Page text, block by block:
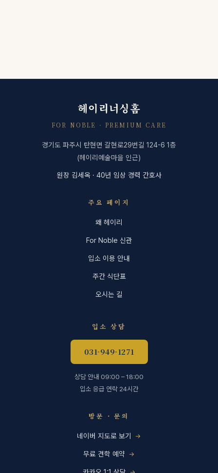
헤이리너싱홈
FOR NOBLE · PREMIUM CARE
경기도 파주시 탄현면 갈현로29번길 124-6 1층
(헤이리예술마을 인근)
원장 김세옥 · 40년 임상 경력 간호사
주요 페이지
왜 헤이리
For Noble 신관
입소 이용 안내
주간 식단표
오시는 길
입소 상담
031-949-1271
상담 안내 09:00 – 18:00
입소 응급 연락 24시간
방문 · 문의
네이버 지도로 보기
무료 견학 예약